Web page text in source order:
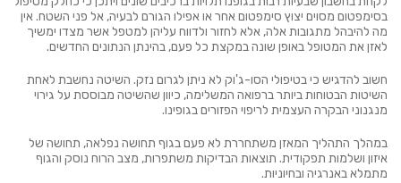
בסימפטום מסוים יצוץ סימפטום אחר או אפילו הגורם לבעיה, אל פני השטח. אין
מה להיבהל מתגובות אלה, אלא לחזור ולדווח עליהן למטפל אשר מצדו ימשיך
לאזן את המטופל באופן שונה במקצת כל פעם, בהינתן הנתונים החדשים.
חשוב להדגיש כי בטיפולי הסו-ג'וק לא ניתן לגרום נזק. השיטה נחשבת לאחת
השיטות הבטוחות ביותר ברפואה המשלימה, כיוון שהשיטה מבוססת על גירוי
מנגנוני הבקרה העצמית לריפוי הפזורים בגופינו.
במהלך התהליך המאזן משתחררת לא פעם בגוף תחושה נפלאה, תחושה של
איזון ושלמות תפקודית. תוצאות הבדיקות משתפרות, מצב הרוח נוסק והגוף
מתמלא באנרגיה ובחיוניות.